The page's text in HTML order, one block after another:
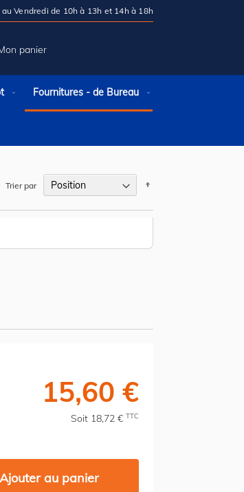
Vendredi de 10h à 13h et 14h à 18h
panier
Fournitures - de Bureau
Trier par
15,60 €
Soit 18,72 € TTC
Ajouter au panier